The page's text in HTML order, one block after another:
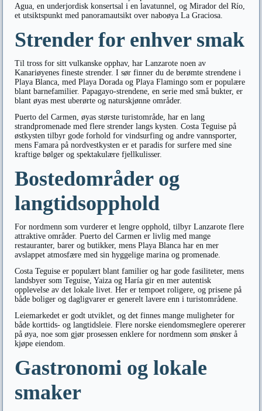
Agua, en underjordisk konsertsal i en lavatunnel, og Mirador del Río,
et utsiktspunkt med panoramautsikt over naboøya La Graciosa.
Strender for enhver smak
Til tross for sitt vulkanske opphav, har Lanzarote noen av
Kanariøyenes fineste strender. I sør finner du de berømte strendene i
Playa Blanca, med Playa Dorada og Playa Flamingo som er populære
blant barnefamilier. Papagayo-strendene, en serie med små bukter, er
blant øyas mest uberørte og naturskjønne områder.
Puerto del Carmen, øyas største turistområde, har en lang
strandpromenade med flere strender langs kysten. Costa Teguise på
østkysten tilbyr gode forhold for vindsurfing og andre vannsporter,
mens Famara på nordvestkysten er et paradis for surfere med sine
kraftige bølger og spektakulære fjellkulisser.
Bostedområder og
langtidsopphold
For nordmenn som vurderer et lengre opphold, tilbyr Lanzarote flere
attraktive områder. Puerto del Carmen er livlig med mange
restauranter, barer og butikker, mens Playa Blanca har en mer
avslappet atmosfære med sin hyggelige marina og promenade.
Costa Teguise er populært blant familier og har gode fasiliteter, mens
landsbyer som Teguise, Yaiza og Haría gir en mer autentisk
opplevelse av det lokale livet. Her er tempoet roligere, og prisene på
både boliger og dagligvarer er generelt lavere enn i turistområdene.
Leiemarkedet er godt utviklet, og det finnes mange muligheter for
både korttids- og langtidsleie. Flere norske eiendomsmeglere opererer
på øya, noe som gjør prosessen enklere for nordmenn som ønsker å
kjøpe eiendom.
Gastronomi og lokale
smaker